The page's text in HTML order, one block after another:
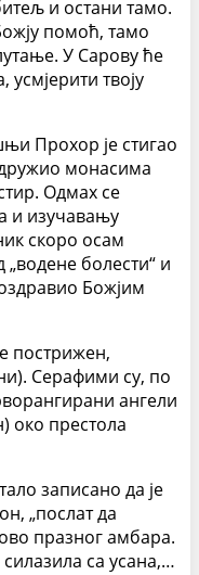
и остани тамо.
помоћ, тамо
У Сарову ће
твоју
Прохор је стигао
монасима
Одмах се
и изучавању
скоро осам
„водене болести“ и
Божјим
пострижен,
Серафими су, по
ангели
око престола
записано да је
„послат да
празног амбара.
са усана,…